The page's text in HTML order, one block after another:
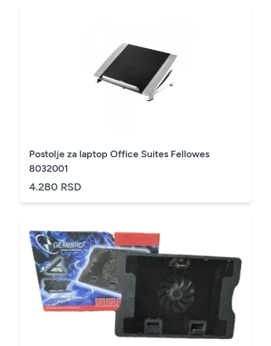
Postolje za laptop Office Suites Fellowes
8032001
4.280 RSD